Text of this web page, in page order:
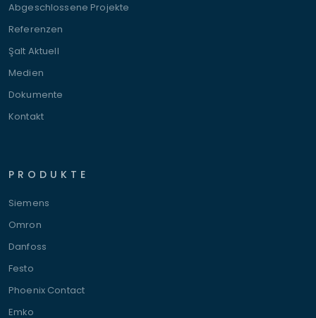
Abgeschlossene Projekte
Referenzen
Şalt Aktuell
Medien
Dokumente
Kontakt
PRODUKTE
Siemens
Omron
Danfoss
Festo
Phoenix Contact
Emko